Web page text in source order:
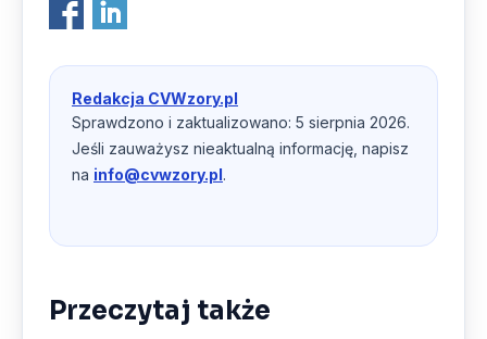
Redakcja CVWzory.pl
Sprawdzono i zaktualizowano: 5 sierpnia 2026.
Jeśli zauważysz nieaktualną informację, napisz
na info@cvwzory.pl.
Przeczytaj także